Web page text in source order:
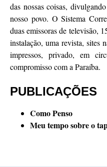
das nossas coisas,
nosso povo. O Sistema
duas emissoras de televisão,
instalação, uma revista, sites
impressos, privado, em
compromisso com a Paraíba.
PUBLICAÇÕES
Como Penso
Meu tempo sobre o